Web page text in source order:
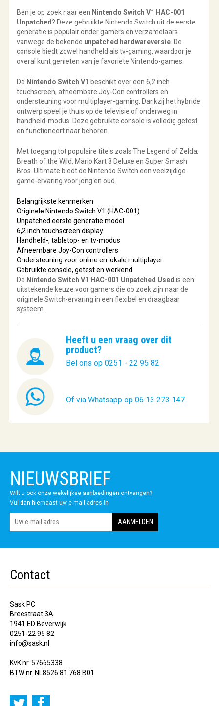
Ben je op zoek naar een Nintendo Switch V1 HAC-001
Unpatched ? Deze gebruikte Nintendo Switch uit de eerste
generatie is populair onder gamers en verzamelaars
vanwege de bekende unpatched hardwareversie . De
console biedt zowel handheld als tv-gaming, waardoor je
overal kunt genieten van je favoriete Nintendo-games.
De Nintendo Switch V1 beschikt over een 6,2 inch
touchscreen, afneembare Joy-Con controllers en
ondersteuning voor multiplayer-gaming. Dankzij het hybride
ontwerp speel je thuis op de televisie of onderweg in
handheld-modus. Deze gebruikte console is volledig getest
en functioneert naar behoren.
Met toegang tot populaire titels zoals The Legend of Zelda:
Breath of the Wild, Mario Kart 8 Deluxe en Super Smash
Bros. Ultimate biedt de Nintendo Switch een veelzijdige
game-ervaring voor jong en oud.
Belangrijkste kenmerken
Originele Nintendo Switch V1 (HAC-001)
Unpatched eerste generatie model
6,2 inch touchscreen display
Handheld-, tabletop- en tv-modus
Afneembare Joy-Con controllers
Ondersteuning voor online en lokale multiplayer
Gebruikte console, getest en werkend
De Nintendo Switch V1 HAC-001 Unpatched Used is een
uitstekende keuze voor gamers die op zoek zijn naar de
originele Switch-ervaring in een flexibel en draagbaar
systeem.
Heeft u een vraag over dit
product?
Bel ons op 0251 - 22 95 82
Of via Whatsapp op 06 13 273 147
NIEUWSBRIEF
Wilt u ook onze wekelijkse aanbiedingen ontvangen?
Vul dan hiernaast uw e-mail adres in.
Contact
Sask PC
Breestraat 3A
1941 ED Beverwijk
0251-22 95 82
info@sask.nl
KvK nr. 57665338
BTW nr. NL8526.81.768.B01